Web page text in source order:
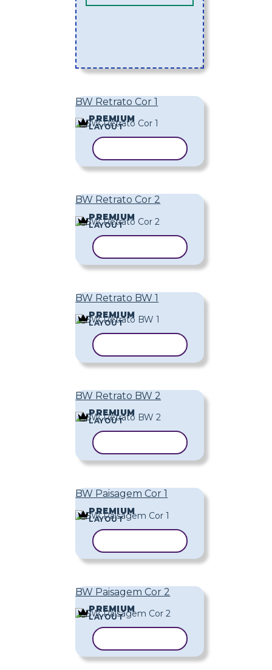
BW Retrato Cor 1
PREMIUM
LAYOUT
BW Retrato Cor 2
PREMIUM
LAYOUT
BW Retrato BW 1
PREMIUM
LAYOUT
BW Retrato BW 2
PREMIUM
LAYOUT
BW Paisagem Cor 1
PREMIUM
LAYOUT
BW Paisagem Cor 2
PREMIUM
LAYOUT